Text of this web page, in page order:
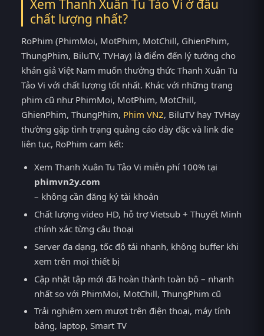
Xem Thanh Xuân Tu Tảo Vi ở đâu
chất lượng nhất?
RoPhim (PhimMoi, MotPhim, MotChill, GhienPhim,
ThungPhim, BiluTV, TVHay) là điểm đến lý tưởng cho
khán giả Việt Nam muốn thưởng thức Thanh Xuân Tu
Tảo Vi với chất lượng tốt nhất. Khác với những trang
phim cũ như PhimMoi, MotPhim, MotChill,
GhienPhim, ThungPhim, Phim VN2, BiluTV hay TVHay
thường gặp tình trạng quảng cáo dày đặc và link die
liên tục, RoPhim cam kết:
Xem Thanh Xuân Tu Tảo Vi miễn phí 100% tại
phimvn2y.com
– không cần đăng ký tài khoản
Chất lượng video HD, hỗ trợ Vietsub + Thuyết Minh
chính xác từng câu thoại
Server đa dạng, tốc độ tải nhanh, không buffer khi
xem trên mọi thiết bị
Cập nhật tập mới đã hoàn thành toàn bộ – nhanh
nhất so với PhimMoi, MotChill, ThungPhim cũ
Trải nghiệm xem mượt trên điện thoại, máy tính
bảng, laptop, Smart TV